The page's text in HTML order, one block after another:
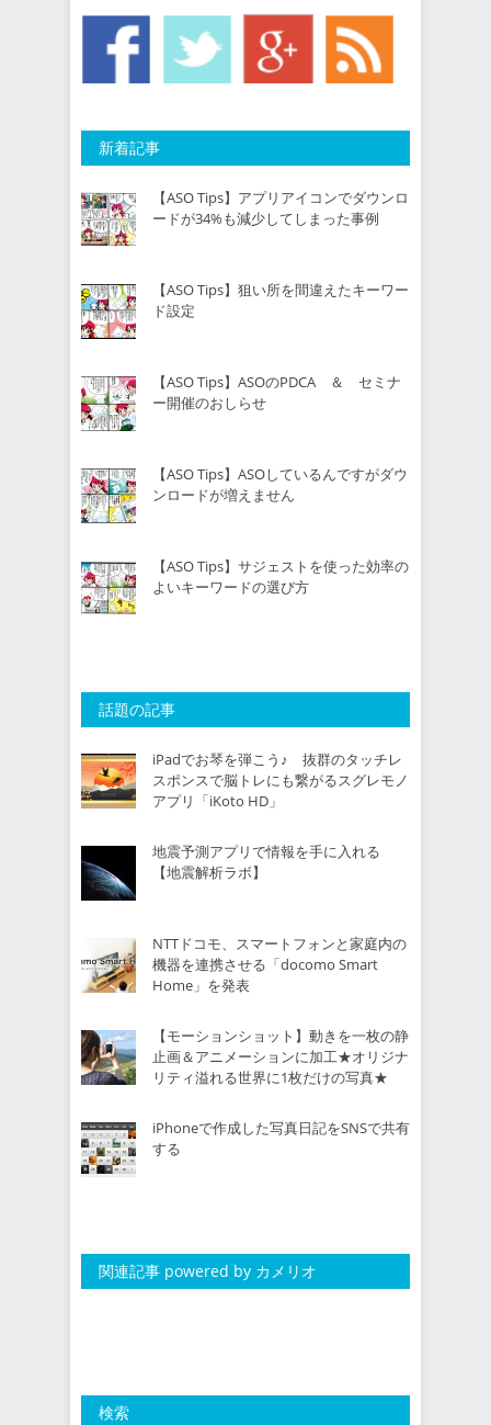
新着記事
【ASO Tips】アプリアイコンでダウンロ
ードが34%も減少してしまった事例
【ASO Tips】狙い所を間違えたキーワー
ド設定
【ASO Tips】ASOのPDCA ＆ セミナ
ー開催のおしらせ
【ASO Tips】ASOしているんですがダウ
ンロードが増えません
【ASO Tips】サジェストを使った効率の
よいキーワードの選び方
話題の記事
iPadでお琴を弾こう♪ 抜群のタッチレ
スポンスで脳トレにも繋がるスグレモノ
アプリ「iKoto HD」
地震予測アプリで情報を手に入れる
【地震解析ラボ】
NTTドコモ、スマートフォンと家庭内の
機器を連携させる「docomo Smart
Home」を発表
【モーションショット】動きを一枚の静
止画＆アニメーションに加工★オリジナ
リティ溢れる世界に1枚だけの写真★
iPhoneで作成した写真日記をSNSで共有
する
関連記事 powered by カメリオ
検索